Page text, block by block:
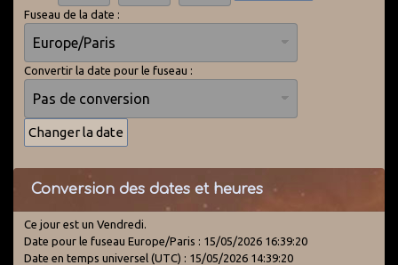
Fuseau de la date :
Convertir la date pour le fuseau :
Conversion des dates et heures
Ce jour est un Vendredi.
Date pour le fuseau Europe/Paris : 15/05/2026 16:39:20
Date en temps universel (UTC) : 15/05/2026 14:39:20